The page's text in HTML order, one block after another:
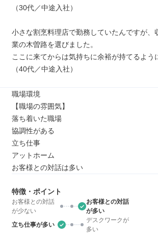
（30代／中途入社）
小さな割烹料理店で勤務していたんですが、
業の木曽路を選びました。
ここに来てからは気持ちに余裕が持てるよう
（40代／中途入社）
職場環境
【職場の雰囲気】
落ち着いた職場
協調性がある
立ち仕事
アットホーム
お客様との対話は多い
特徴・ポイント
お客様との対話
が少ない
お客様との対話
が多い
立ち仕事が多い
デスクワークが
多い